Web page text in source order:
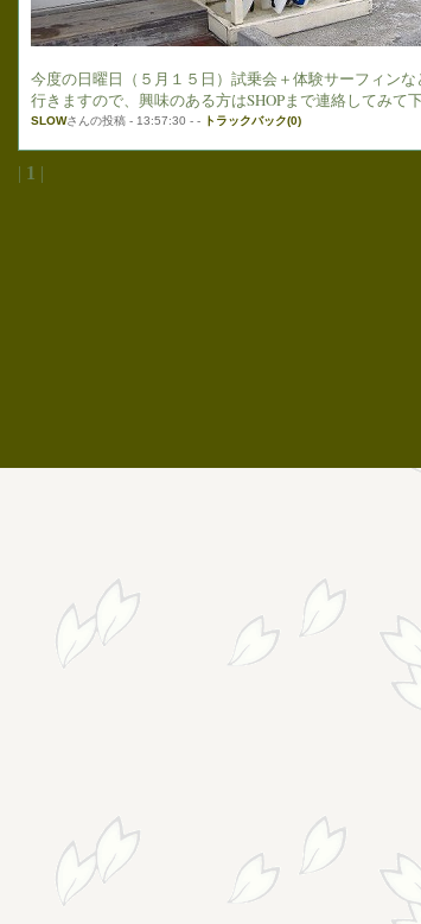
今度の日曜日（５月１５日）試乗会＋体験サーフィン
行きますので、興味のある方はSHOPまで連絡してみて下
SLOWさんの投稿 - 13:57:30 - - トラックバック(0)
| 1 |